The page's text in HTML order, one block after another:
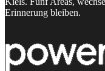
Erinnerung bleiben.